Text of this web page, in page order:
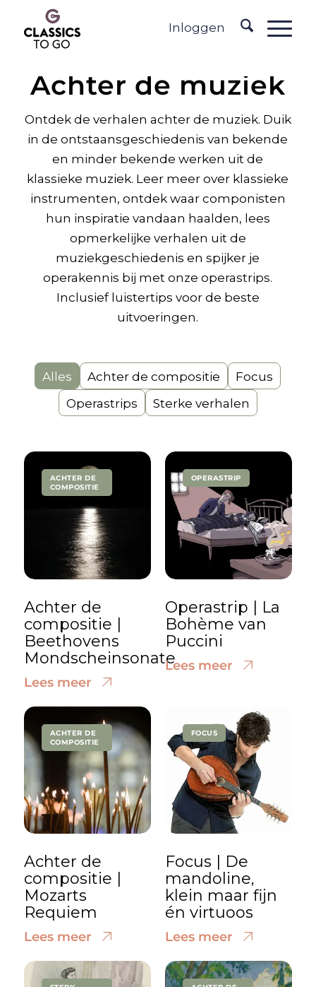
Inloggen
Achter de muziek
Ontdek de verhalen achter de muziek. Duik
in de ontstaansgeschiedenis van bekende
en minder bekende werken uit de
klassieke muziek. Leer meer over klassieke
instrumenten, ontdek waar componisten
hun inspiratie vandaan haalden, lees
opmerkelijke verhalen uit de
muziekgeschiedenis en spijker je
operakennis bij met onze operastrips.
Inclusief luistertips voor de beste
uitvoeringen.
Alles Achter de compositie
Focus
Operastrips
Sterke verhalen
ACHTER DE
COMPOSITIE
Achter de
compositie |
Beethovens
Mondscheinsonate
Lees meer
OPERASTRIP
Operastrip | La
Bohème van
Puccini
Lees meer
ACHTER DE
COMPOSITIE
Achter de
compositie |
Mozarts
Requiem
Lees meer
FOCUS
Focus | De
mandoline,
klein maar fijn
én virtuoos
Lees meer